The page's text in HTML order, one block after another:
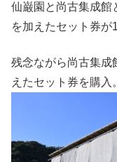
仙巌園と尚古集成館
を加えたセット券が
残念ながら尚古集成
えたセット券を購入。